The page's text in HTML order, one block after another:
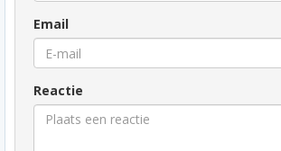
Email
Reactie